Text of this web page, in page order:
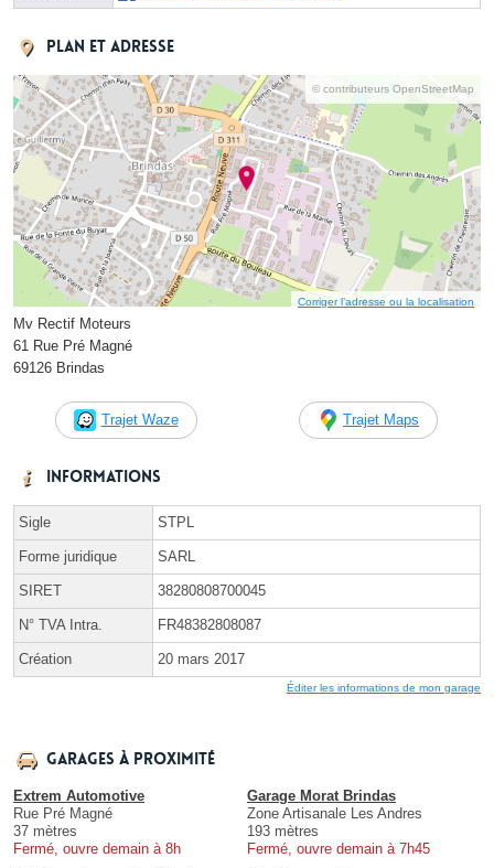
Plan et adresse
© contributeurs OpenStreetMap
Corriger l’adresse ou la localisation
Mv Rectif Moteurs
61 Rue Pré Magné
69126 Brindas
Trajet Waze Trajet Maps
Informations
Sigle STPL
Forme juridique SARL
SIRET 38280808700045
N° TVA Intra. FR48382808087
Création 20 mars 2017
Éditer les informations de mon garage
Garages à proximité
Extrem Automotive
Rue Pré Magné
37 mètres
Fermé, ouvre demain à 8h
Garage Morat Brindas
Zone Artisanale Les Andres
193 mètres
Fermé, ouvre demain à 7h45